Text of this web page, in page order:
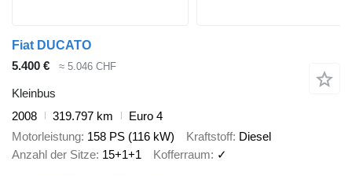
Fiat DUCATO
5.400 €
≈ 5.046 CHF
Kleinbus
2008
319.797 km
Euro 4
Motorleistung 158 PS (116 kW) Kraftstoff Diesel
Anzahl der Sitze 15+1+1 Kofferraum ✓